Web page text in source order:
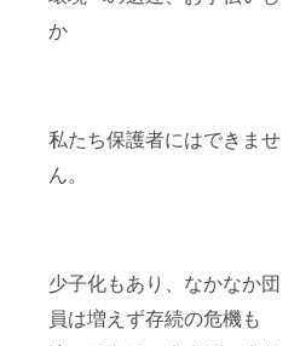
か
私たち保護者にはできませ
ん。
少子化もあり、なかなか団
員は増えず存続の危機も